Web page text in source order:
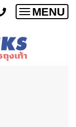
Toggle
MENU